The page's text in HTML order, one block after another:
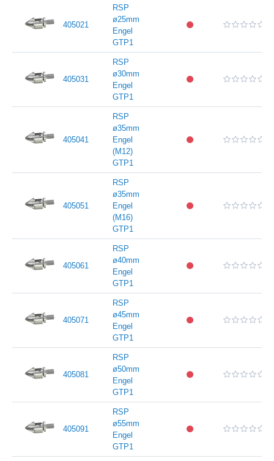
405021
RSP
ø25mm
Engel
GTP1
405031
RSP
ø30mm
Engel
GTP1
405041
RSP
ø35mm
Engel
(M12)
GTP1
405051
RSP
ø35mm
Engel
(M16)
GTP1
405061
RSP
ø40mm
Engel
GTP1
405071
RSP
ø45mm
Engel
GTP1
405081
RSP
ø50mm
Engel
GTP1
405091
RSP
ø55mm
Engel
GTP1